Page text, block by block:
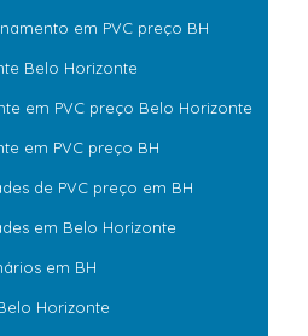
em PVC preço BH
Belo Horizonte
em PVC preço Belo Horizonte
em PVC preço BH
de PVC preço em BH
em Belo Horizonte
em BH
Horizonte